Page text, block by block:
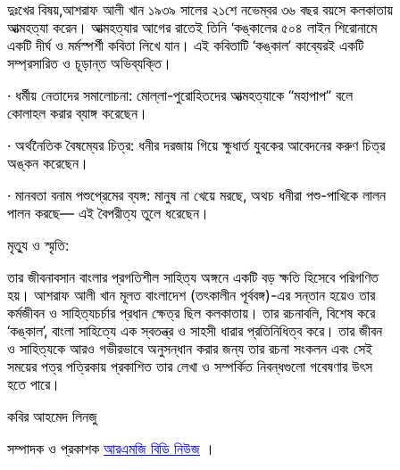
দুঃখের বিষয়,আশরাফ আলী খান ১৯৩৯ সালের ২১শে নভেম্বর ৩৬ বছর বয়সে কলকাতায়
আত্মহত্যা করেন। আত্মহত্যার আগের রাতেই তিনি ‘কঙ্কালের ৫০৪ লাইন শিরোনামে
একটি দীর্ঘ ও মর্মস্পর্শী কবিতা লিখে যান। এই কবিতাটি ‘কঙ্কাল’ কাব্যেরই একটি
সম্প্রসারিত ও চূড়ান্ত অভিব্যক্তি।
· ধর্মীয় নেতাদের সমালোচনা: মোল্লা-পুরোহিতদের আত্মহত্যাকে “মহাপাপ” বলে
কোলাহল করার ব্যাঙ্গ করেছেন।
· অর্থনৈতিক বৈষম্যের চিত্র: ধনীর দরজায় গিয়ে ক্ষুধার্ত যুবকের আবেদনের করুণ চিত্র
অঙ্কন করেছেন।
· মানবতা বনাম পশুপ্রেমের ব্যঙ্গ: মানুষ না খেয়ে মরছে, অথচ ধনীরা পশু-পাখিকে লালন
পালন করছে— এই বৈপরীত্য তুলে ধরেছেন।
মৃত্যু ও স্মৃতি:
তার জীবনাবসান বাংলার প্রগতিশীল সাহিত্য অঙ্গনে একটি বড় ক্ষতি হিসেবে পরিগণিত
হয়। আশরাফ আলী খান মূলত বাংলাদেশ (তৎকালীন পূর্ববঙ্গ)-এর সন্তান হয়েও তার
কর্মজীবন ও সাহিত্যচর্চার প্রধান ক্ষেত্র ছিল কলকাতায়। তার রচনাবলি, বিশেষ করে
‘কঙ্কাল’, বাংলা সাহিত্যে এক স্বতন্ত্র ও সাহসী ধারার প্রতিনিধিত্ব করে। তার জীবন
ও সাহিত্যকে আরও গভীরভাবে অনুসন্ধান করার জন্য তার রচনা সংকলন এবং সেই
সময়ের পত্র পত্রিকায় প্রকাশিত তার লেখা ও সম্পর্কিত নিবন্ধগুলো গবেষণার উৎস
হতে পারে।
কবির আহমেদ লিনজু
সম্পাদক ও প্রকাশক আরএমজি বিডি নিউজ ।